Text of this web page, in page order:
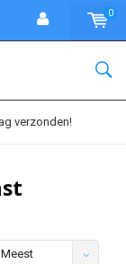
0
verzonden!
Meest